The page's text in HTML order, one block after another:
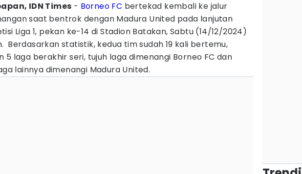
IDN Times - Borneo FC bertekad kembali ke jalur
saat bentrok dengan Madura United pada lanjutan
Liga 1, pekan ke-14 di Stadion Batakan, Sabtu (14/12/2024)
Berdasarkan statistik, kedua tim sudah 19 kali bertemu,
5 laga berakhir seri, tujuh laga dimenangi Borneo FC dan
lainnya dimenangi Madura United.